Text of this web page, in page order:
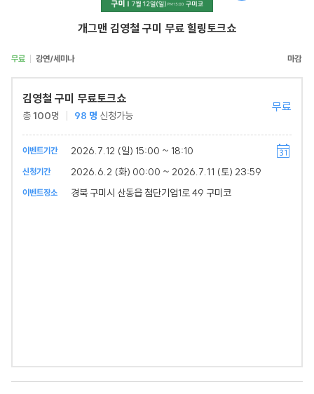
개그맨 김영철 구미 무료 힐링토크쇼
무료 강연/세미나
김영철 구미 무료토크쇼
총100명 98 명 신청가능
무료
이벤트기간 2026.7.12 (일) 15:00 ~ 18:10
신청기간 2026.6.2 (화) 00:00 ~ 2026.7.11 (토) 23:59
이벤트장소 경북 구미시 산동읍 첨단기업1로 49 구미코